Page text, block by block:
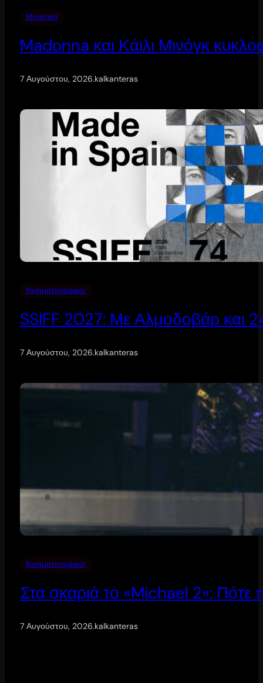
Μουσική
Madonna και Κάιλι Μινόγκ
7 Αυγούστου, 2026.kalkanteras
Κινηματογράφος
SSIFF 2027: Με Αλμοδοβάρ και 24
7 Αυγούστου, 2026.kalkanteras
Κινηματογράφος
Στα σκαριά το «Michael 2»: Πότε
7 Αυγούστου, 2026.kalkanteras